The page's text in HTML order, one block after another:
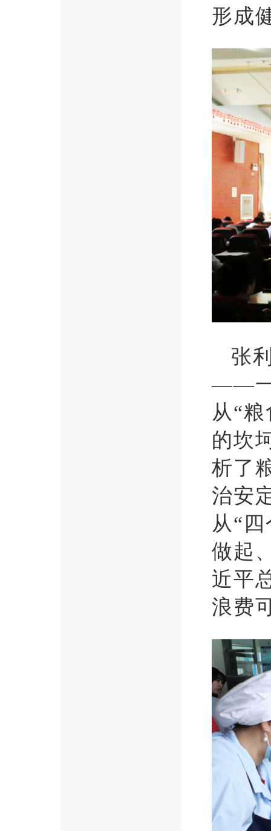
形成
张
——一
从“
的坎
析了
治安
从“
做起
近平
浪费